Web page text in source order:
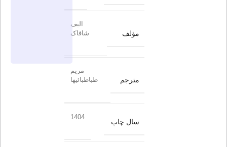
مؤلف
الیف
شافاک
مترجم
مریم
طباطبائیها
سال چاپ
1404